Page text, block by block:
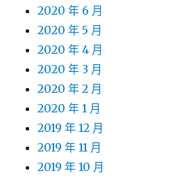
2020 年 6 月
2020 年 5 月
2020 年 4 月
2020 年 3 月
2020 年 2 月
2020 年 1 月
2019 年 12 月
2019 年 11 月
2019 年 10 月